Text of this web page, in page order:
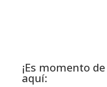
¡Es momento
aquí: